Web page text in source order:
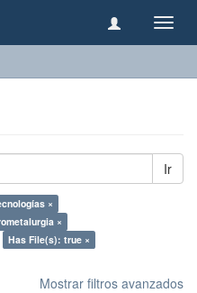
Ir
×
×
Has File(s): true ×
Mostrar filtros avanzados